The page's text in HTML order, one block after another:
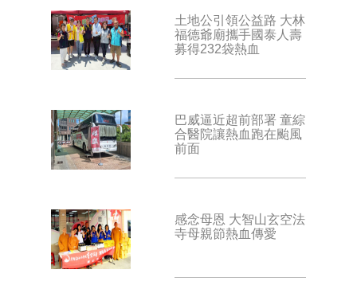
土地公引領公益路 大林
福德爺廟攜手國泰人壽
募得232袋熱血
巴威逼近超前部署 童綜
合醫院讓熱血跑在颱風
前面
感念母恩 大智山玄空法
寺母親節熱血傳愛